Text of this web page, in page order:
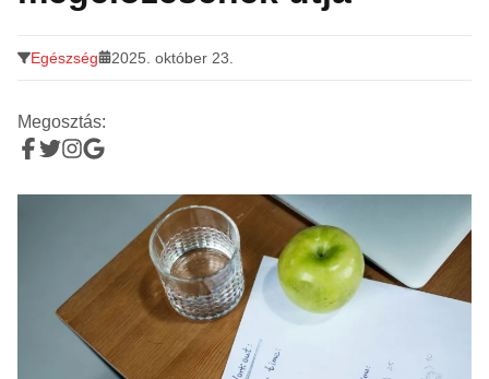
Egészség 2025. október 23.
Megosztás: